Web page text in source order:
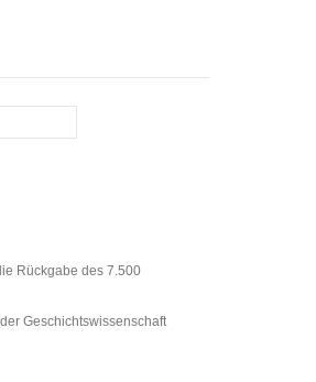
Rückgabe des 7.500
Geschichtswissenschaft